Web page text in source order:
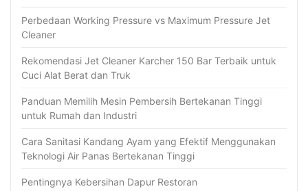
Perbedaan Working Pressure vs Maximum Pressure Jet
Cleaner
Rekomendasi Jet Cleaner Karcher 150 Bar Terbaik untuk
Cuci Alat Berat dan Truk
Panduan Memilih Mesin Pembersih Bertekanan Tinggi
untuk Rumah dan Industri
Cara Sanitasi Kandang Ayam yang Efektif Menggunakan
Teknologi Air Panas Bertekanan Tinggi
Pentingnya Kebersihan Dapur Restoran